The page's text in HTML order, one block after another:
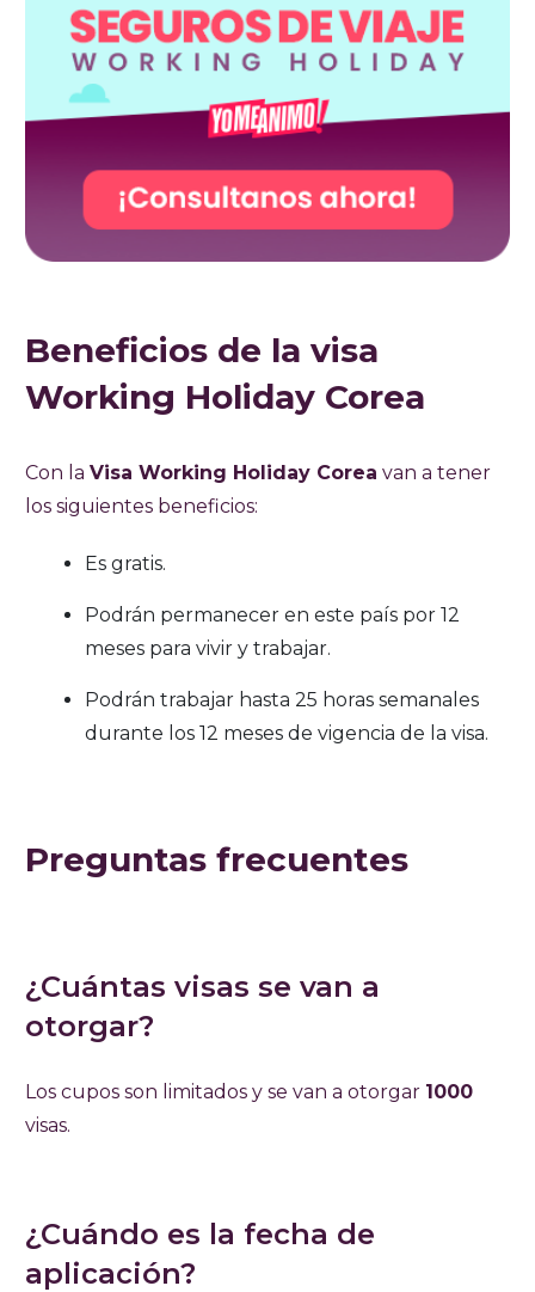
Beneficios de la visa
Working Holiday Corea
Con la Visa Working Holiday Corea van a tener
los siguientes beneficios:
Es gratis.
Podrán permanecer en este país por 12
meses para vivir y trabajar.
Podrán trabajar hasta 25 horas semanales
durante los 12 meses de vigencia de la visa.
Preguntas frecuentes
¿Cuántas visas se van a
otorgar?
Los cupos son limitados y se van a otorgar 1000
visas.
¿Cuándo es la fecha de
aplicación?